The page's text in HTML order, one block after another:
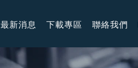
最新消息 下載專區 聯絡我們